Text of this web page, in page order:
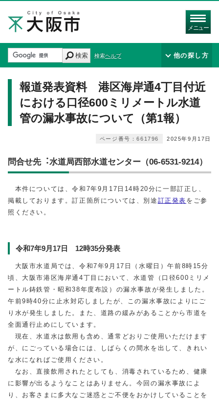
メニュー
検索 検索ヘルプ 他の探し方
報道発表資料 港区海岸通4丁目付近
における口径600ミリメートル水道
管の漏水事故について（第1報）
2025年9月17日
ページ番号：661796
問合せ先︓⽔道局西部水道センター（06-6531-9214）
本件については、令和7年9月17日14時20分に一部訂正し、
掲載しております。訂正箇所については、別途 訂正発表 をご参
照ください。
令和7年9⽉17⽇ 12時35分発表
大阪市水道局では、令和7年9月17日（水曜日）午前8時15分
頃、大阪市港区海岸通4丁目において、水道管（口径600ミリメ
ートル鋳鉄管・昭和38年度布設）の漏水事故が発生しました。
午前9時40分に止水対応しましたが、この漏水事故によりにご
り水が発生しました。また、道路の緩みがあることから市道を
全面通行止めにしています。
現在、水道水は飲用も含め、通常どおりご使用いただけます
が、にごっている場合には、しばらくの間水を出して、きれい
な水になればご使用ください。
なお、直接飲用されたとしても、消毒されているため、健康
に影響が出るようなことはありません。今回の漏水事故によ
り、お客さまに多大なご迷惑とご不便をおかけしていることを